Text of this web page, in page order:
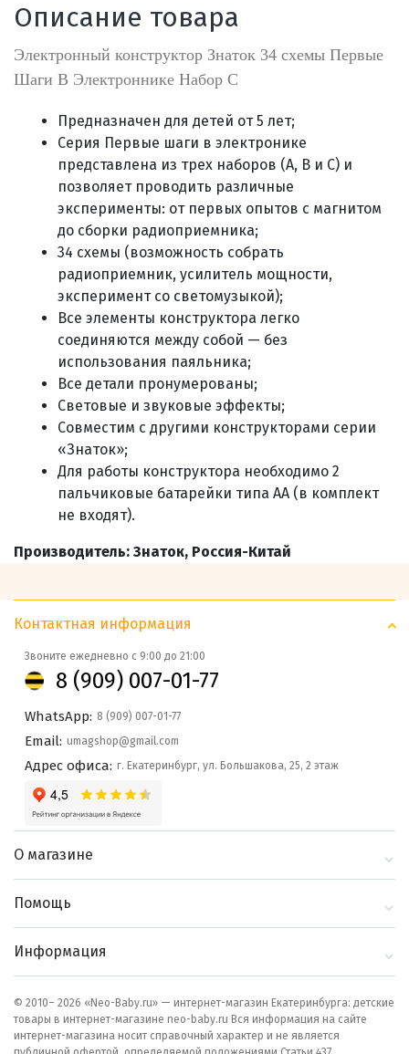
Отправляем во все регионы России
службами Пэк, Кит, Луч, Сдэк, Озон
доставка, Почта РФ или любой другой
транспортной компанией на Ваш выбор
Через СБП при получении (для
Екатеринбурга и близлежащих
городов)
Онлайн через СБП
Описание товара
Электронный конструктор Знаток 34 схемы Первые
Шаги В Электроннике Набор C
Предназначен для детей от 5 лет;
Серия Первые шаги в электронике
представлена из трех наборов (A, B и C) и
позволяет проводить различные
эксперименты: от первых опытов с магнитом
до сборки радиоприемника;
34 схемы (возможность собрать
радиоприемник, усилитель мощности,
эксперимент со светомузыкой);
Все элементы конструктора легко
соединяются между собой — без
использования паяльника;
Все детали пронумерованы;
Световые и звуковые эффекты;
Совместим с другими конструкторами серии
«Знаток»;
Для работы конструктора необходимо 2
пальчиковые батарейки типа АА (в комплект
не входят).
Производитель: Знаток, Россия-Китай
Контактная информация
Звоните ежедневно с 9:00 до 21:00
8 (909) 007-01-77
WhatsApp: 8 (909) 007-01-77
Email: umagshop@gmail.com
Адрес офиса: г. Екатеринбург, ул. Большакова, 25, 2 этаж
О магазине
Блог
Помощь
Как сделать заказ
Информация
© 2010– 2026 «Neo-Baby.ru» — интернет-магазин Екатеринбурга: детские
товары в интернет-магазине neo-baby.ru Вся информация на сайте
интернет-магазина носит справочный характер и не является